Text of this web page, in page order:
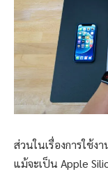
ส่วนในเรื่องการใช้
แม้จะเป็น Apple